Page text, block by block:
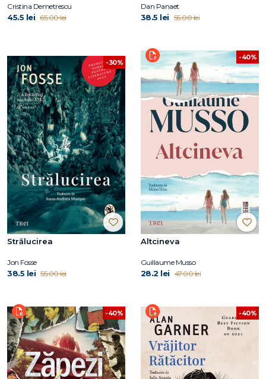
Cristina Demetrescu
45.5 lei 65.00 lei
Dan Panaet
38.5 lei 55.00 lei
-30%
Strălucirea
Jon Fosse
38.5 lei 55.00 lei
-40%
Altcineva
Guillaume Musso
28.2 lei 47.00 lei
-40% -40%